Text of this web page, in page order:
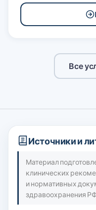
Все
Источники и
Материал
клинических
и нормативных
здравоохранения РФ.